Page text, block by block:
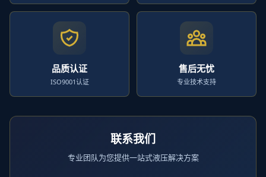
品质认证
ISO9001认证
售后无忧
专业技术支持
联系我们
专业团队为您提供一站式液压解决方案